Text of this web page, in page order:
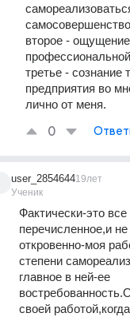
второе -
третье - сознание
предприятия во
лично от меня.
0
user_2854644
Ученик
19лет
Фактически-это
перечисленное,и
откровенно-моя
степени
главное в ней-ее
своей